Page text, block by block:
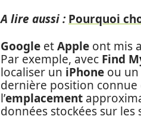
A lire aussi : Pourquoi
Google etApple ont mis
Par exemple, avec Find
localiser un iPhone ou un
dernière position connue
l’emplacement
données stockées sur les